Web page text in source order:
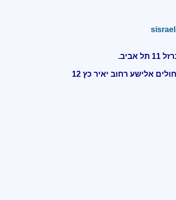
מרפאות מומחים בית חולים אלישע רחוב יאיר כץ 12